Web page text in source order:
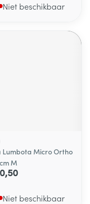
Niet beschikbaar
Lumbota Micro Ortho
M
Niet beschikbaar